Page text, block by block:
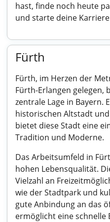
hast, finde noch heute
und starte deine
Fürth
Fürth, im Herzen der
Fürth-Erlangen gelegen,
zentrale Lage in Bayern.
historischen Altstadt
bietet diese Stadt eine
Tradition und Moderne.
Das Arbeitsumfeld in
hohen Lebensqualität.
Vielzahl an
wie der Stadtpark und
gute Anbindung an das
ermöglicht eine schnelle